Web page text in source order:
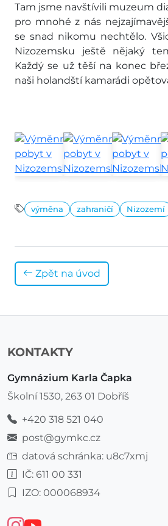
Tam jsme navštívili muzeum
pro mnohé z nás
se snad nikomu nechtělo.
Nizozemsku ještě nějaký ten
Každý se už těší na konec
naši holandští kamarádi
výměna zahraničí Nizozemí
Zpět na úvod
KONTAKTY
Gymnázium Karla Čapka
Školní 1530, 263 01 Dobříš
+420 318 521 040
post@gymkc.cz
datová schránka: u8c7xmj
IČ: 611 00 331
IZO: 000068934